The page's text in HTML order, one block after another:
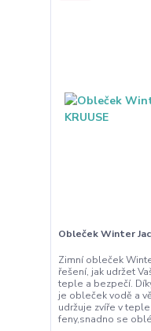
Obleček Winter
Zimní obleček
řešení, jak udržet
teple a bezpečí.
je obleček vodě a
udržuje zvíře v
feny,snadno se